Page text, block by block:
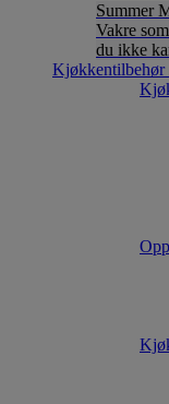
Summer
Vakre
du ikke
Kjøkkentilbehør